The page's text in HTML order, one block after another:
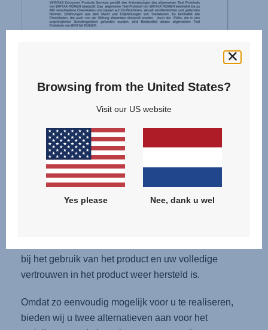
Wij zullen nu de schouderpads bij alle MAX-FIX-
producten in ons magazijn, evenals bij alle zitjes in
voorraad bij onze handelaren vervangen. Daarnaast
bij het gebruik van het product en uw volledige
vertrouwen in het product weer hersteld is.
Omdat zo eenvoudig mogelijk voor u te realiseren,
bieden wij u twee alternatieven aan voor het
Browsing from the United States?
Visit our US website
Yes please Nee, dank u wel